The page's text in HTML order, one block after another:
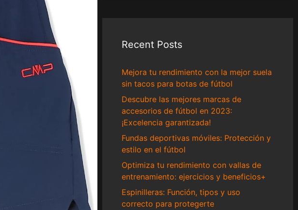
Recent Posts
Mejora tu rendimiento con la mejor suela
sin tacos para botas de fútbol
Descubre las mejores marcas de
accesorios de fútbol en 2023:
¡Excelencia garantizada!
Fundas deportivas móviles: Protección y
estilo en el fútbol
Optimiza tu rendimiento con vallas de
entrenamiento: ejercicios y beneficios+
Espinilleras: Función, tipos y uso
correcto para protegerte